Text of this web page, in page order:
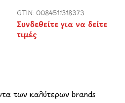
GTIN: 0084511318373
Συνδεθείτε για να δείτε
τιμές
των καλύτερων brands